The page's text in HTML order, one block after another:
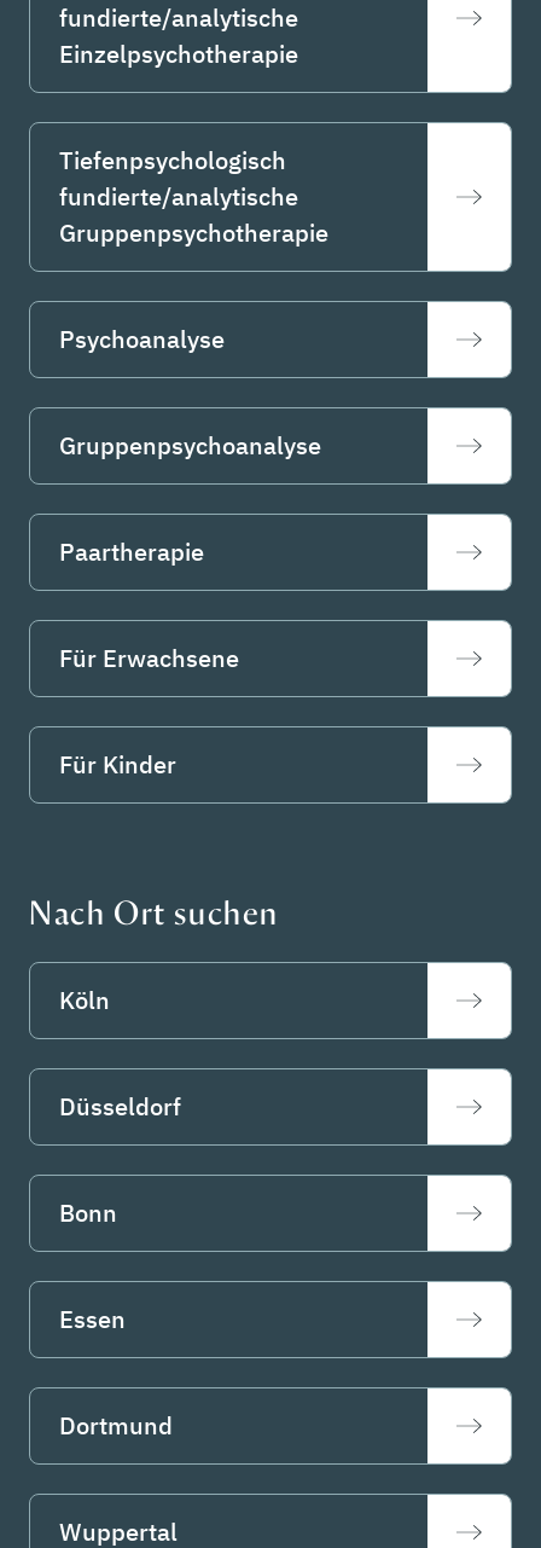
fundierte/analytische
Einzelpsychotherapie
Tiefenpsychologisch
fundierte/analytische
Gruppenpsychotherapie
Psychoanalyse
Gruppenpsychoanalyse
Paartherapie
Für Erwachsene
Für Kinder
Nach Ort suchen
Köln
Düsseldorf
Bonn
Essen
Dortmund
Wuppertal